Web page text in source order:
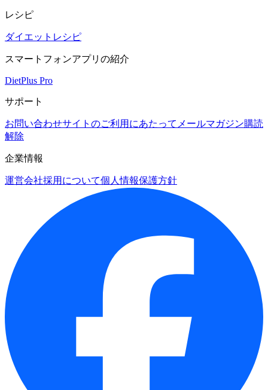
レシピ
ダイエットレシピ
スマートフォンアプリの紹介
DietPlus Pro
サポート
お問い合わせサイトのご利用にあたって メールマガジン購読
解除
企業情報
運営会社採用について個人情報保護方針